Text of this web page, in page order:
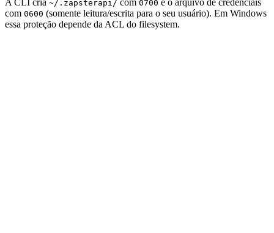
A CLI cria ~/.zapsterapi/ com 0700 e o arquivo de credenciais
com 0600 (somente leitura/escrita para o seu usuário). Em Windows
essa proteção depende da ACL do filesystem.